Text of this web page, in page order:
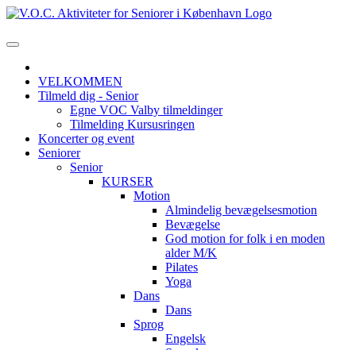
VELKOMMEN
Tilmeld dig - Senior
Egne VOC Valby tilmeldinger
Tilmelding Kursusringen
Koncerter og event
Seniorer
Senior
KURSER
Motion
Almindelig bevægelsesmotion
Bevægelse
God motion for folk i en moden
alder M/K
Pilates
Yoga
Dans
Dans
Sprog
Engelsk